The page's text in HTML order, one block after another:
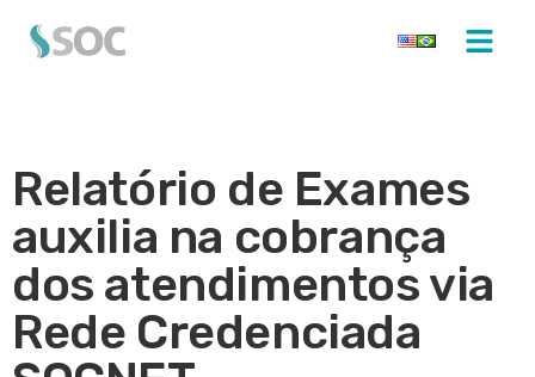
Relatório de Exames
auxilia na cobrança
dos atendimentos via
Rede Credenciada